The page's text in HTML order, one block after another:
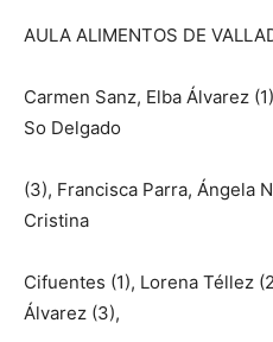
AULA ALIMENTOS DE
Carmen Sanz, Elba Álvarez
So Delgado
(3), Francisca Parra, Ángela
Cristina
Cifuentes (1), Lorena Téllez
Álvarez (3),